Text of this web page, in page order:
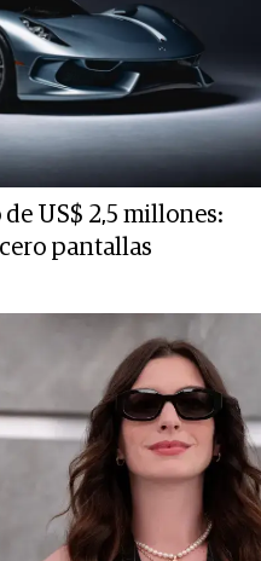
US$ 2,5 millones:
pantallas